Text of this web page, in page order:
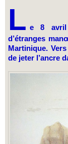
L e 8 avril
d’étranges
Martinique.
de jeter l’ancre